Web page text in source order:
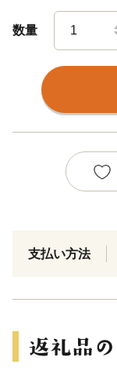
数量
支払い方法